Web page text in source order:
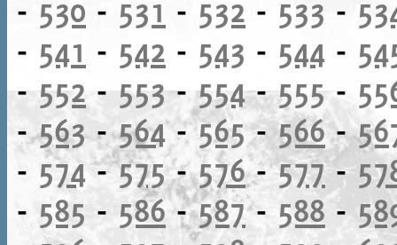
- 530 - 531 - 532 - 533 -
- 541 - 542 - 543 - 544 -
-552 -553-554-555-
-563-564-565-566-
- 574-575-576-577-
- 585 - 586-587- 588 -